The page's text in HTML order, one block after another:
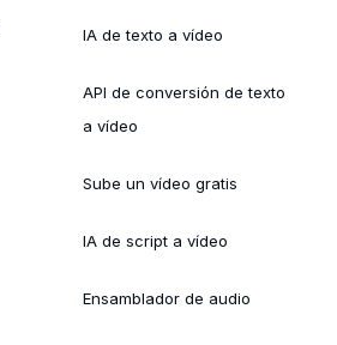
IA de texto a vídeo
API de conversión de texto
a vídeo
Sube un vídeo gratis
IA de script a vídeo
Ensamblador de audio